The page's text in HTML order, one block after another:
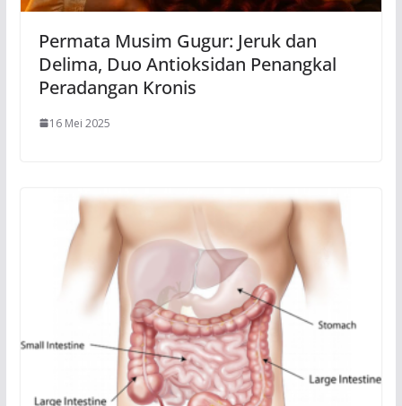
Permata Musim Gugur: Jeruk dan
Delima, Duo Antioksidan Penangkal
Peradangan Kronis
16 Mei 2025